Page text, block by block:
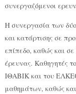
συνεργαζόμενοι
Η συνεργασία των
και κατάρτισης σε
επίπεδο, καθώς και
έρευνας. Καθηγητές
ΙΘΑΒΙΚ και του
μαθημάτων, καθώς